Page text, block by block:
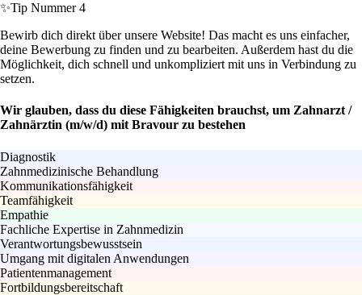
✨Tip Nummer 4
Bewirb dich direkt über unsere Website! Das macht es uns einfacher,
deine Bewerbung zu finden und zu bearbeiten. Außerdem hast du die
Möglichkeit, dich schnell und unkompliziert mit uns in Verbindung zu
setzen.
Wir glauben, dass du diese Fähigkeiten brauchst, um Zahnarzt /
Zahnärztin (m/w/d) mit Bravour zu bestehen
Diagnostik
Zahnmedizinische Behandlung
Kommunikationsfähigkeit
Teamfähigkeit
Empathie
Fachliche Expertise in Zahnmedizin
Verantwortungsbewusstsein
Umgang mit digitalen Anwendungen
Patientenmanagement
Fortbildungsbereitschaft